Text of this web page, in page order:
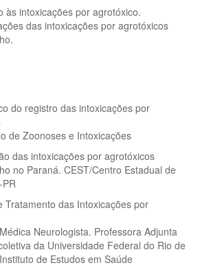
intoxicações por agrotóxico.
das intoxicações por agrotóxicos
do registro das intoxicações por
de Zoonoses e Intoxicações
das intoxicações por agrotóxicos
no Paraná. CEST/Centro Estadual de
das Intoxicações por
Neurologista. Professora Adjunta
da Universidade Federal do Rio de
de Estudos em Saúde